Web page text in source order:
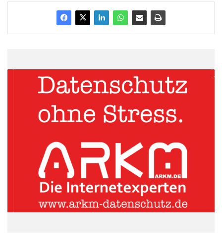
die Banken mehr Kredite, können sie die schmale
Gewinnspanne wettmachen.